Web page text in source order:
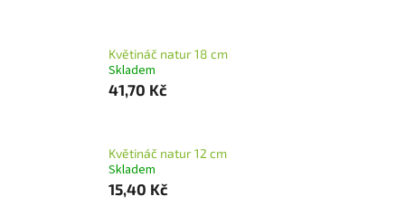
Květináč natur 18 cm
Skladem
41,70 Kč
Květináč natur 12 cm
Skladem
15,40 Kč